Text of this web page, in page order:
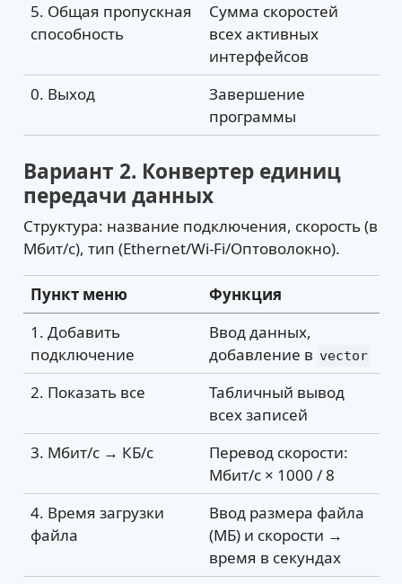
5. Общая пропускная
способность
Сумма скоростей
всех активных
интерфейсов
0. Выход
Завершение
программы
Вариант 2. Конвертер единиц
передачи данных
Структура: название подключения, скорость (в
Мбит/с), тип (Ethernet/Wi-Fi/Оптоволокно).
Пункт меню
Функция
1. Добавить
подключение
Ввод данных,
добавление в vector
2. Показать все
Табличный вывод
всех записей
3. Мбит/с → КБ/с
Перевод скорости:
Мбит/с × 1000 / 8
4. Время загрузки
файла
Ввод размера файла
(МБ) и скорости →
время в секундах